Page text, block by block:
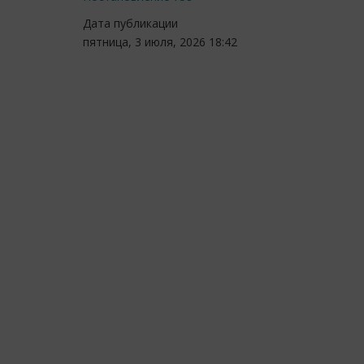
Дата публикации
пятница, 3 июля, 2026 18:42